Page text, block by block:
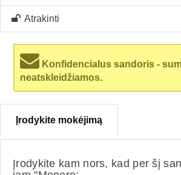
Atrakinti
Konfidencialus sandoris -
neatskleidžiamos.
Įrodykite mokėjimą
Įrodykite kam nors, kad per šį